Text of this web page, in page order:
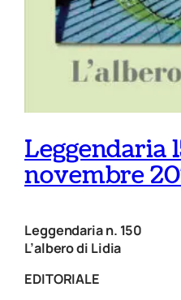
Leggendaria
novembre
Leggendaria n. 150
L’albero di Lidia
EDITORIALE